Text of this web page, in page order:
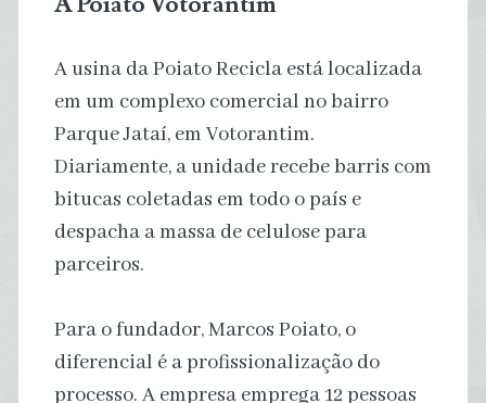
A usina da Poiato Recicla está localizada
em um complexo comercial no bairro
Parque Jataí, em Votorantim.
Diariamente, a unidade recebe barris com
bitucas coletadas em todo o país e
despacha a massa de celulose para
parceiros.
Para o fundador, Marcos Poiato, o
diferencial é a profissionalização do
processo. A empresa emprega 12 pessoas